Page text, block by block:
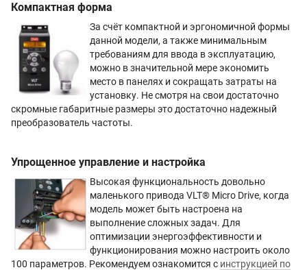
Компактная форма
За счёт компактной и эргономичной формы
данной модели, а также минимальным
требованиям для ввода в эксплуатацию,
можно в значительной мере экономить
место в панелях и сокращать затраты на
установку. Не смотря на свои достаточно
скромные габаритные размеры это достаточно надежный
преобразователь частоты.
Упрощенное управление и настройка
Высокая функциональность довольно
маленького привода VLT® Micro Drive, когда
модель может быть настроена на
выполнение сложных задач. Для
оптимизации энергоэффективности и
функционирования можно настроить около
100 параметров. Рекомендуем ознакомится с инструкцией по